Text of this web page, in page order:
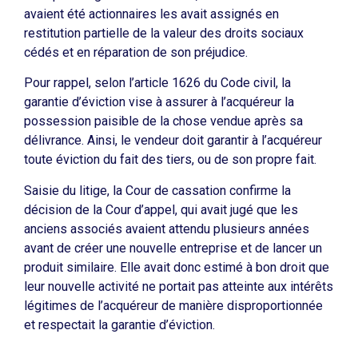
avaient été actionnaires les avait assignés en
restitution partielle de la valeur des droits sociaux
cédés et en réparation de son préjudice.
Pour rappel, selon l’article 1626 du Code civil, la
garantie d’éviction vise à assurer à l’acquéreur la
possession paisible de la chose vendue après sa
délivrance. Ainsi, le vendeur doit garantir à l’acquéreur
toute éviction du fait des tiers, ou de son propre fait.
Saisie du litige, la Cour de cassation confirme la
décision de la Cour d’appel, qui avait jugé que les
anciens associés avaient attendu plusieurs années
avant de créer une nouvelle entreprise et de lancer un
produit similaire. Elle avait donc estimé à bon droit que
leur nouvelle activité ne portait pas atteinte aux intérêts
légitimes de l’acquéreur de manière disproportionnée
et respectait la garantie d’éviction.